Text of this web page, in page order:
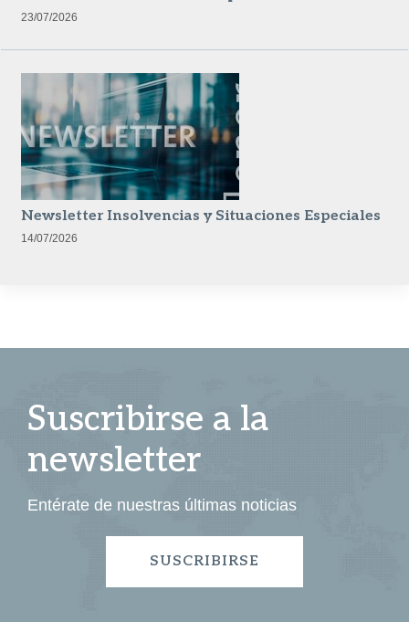
23/07/2026
Newsletter Insolvencias y Situaciones Especiales
14/07/2026
Suscribirse a la
newsletter
Entérate de nuestras últimas noticias
SUSCRIBIRSE